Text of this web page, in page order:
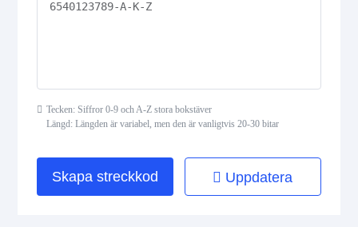
USPS PLANET
USPS POSTNET
Tecken: Siffror 0-9 och A-Z stora bokstäver
Längd: Längden är variabel, men den är vanligtvis 20-30 bitar
Skapa streckkod Uppdatera